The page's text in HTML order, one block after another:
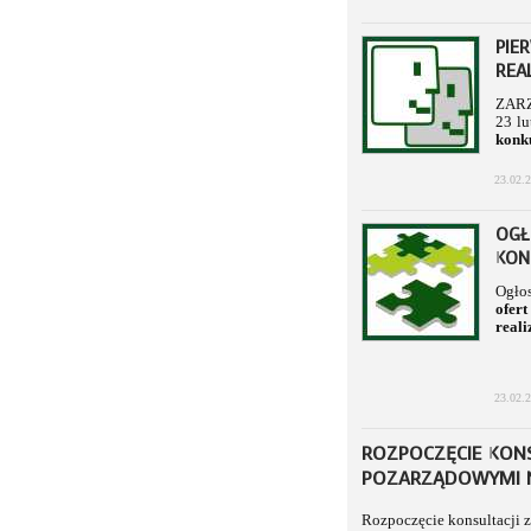
23
ROZPOCZĘCIE
POZARZĄDOWYMI
Rozpoczęcie konsultacji